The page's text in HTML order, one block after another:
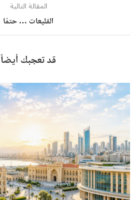
المقالة التالية
القليعات … حتمًا
قد تعجبك أيضاً